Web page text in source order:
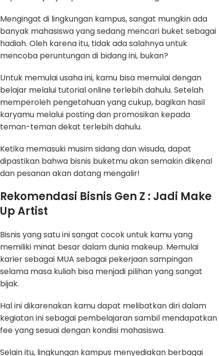
Mengingat di lingkungan kampus, sangat mungkin ada
banyak mahasiswa yang sedang mencari buket sebagai
hadiah. Oleh karena itu, tidak ada salahnya untuk
mencoba peruntungan di bidang ini, bukan?
Untuk memulai usaha ini, kamu bisa memulai dengan
belajar melalui tutorial online terlebih dahulu. Setelah
memperoleh pengetahuan yang cukup, bagikan hasil
karyamu melalui posting dan promosikan kepada
teman-teman dekat terlebih dahulu.
Ketika memasuki musim sidang dan wisuda, dapat
dipastikan bahwa bisnis buketmu akan semakin dikenal
dan pesanan akan datang mengalir!
Rekomendasi Bisnis Gen Z : Jadi Make
Up Artist
Bisnis yang satu ini sangat cocok untuk kamu yang
memiliki minat besar dalam dunia makeup. Memulai
karier sebagai MUA sebagai pekerjaan sampingan
selama masa kuliah bisa menjadi pilihan yang sangat
bijak.
Hal ini dikarenakan kamu dapat melibatkan diri dalam
kegiatan ini sebagai pembelajaran sambil mendapatkan
fee yang sesuai dengan kondisi mahasiswa.
Selain itu, lingkungan kampus menyediakan berbagai